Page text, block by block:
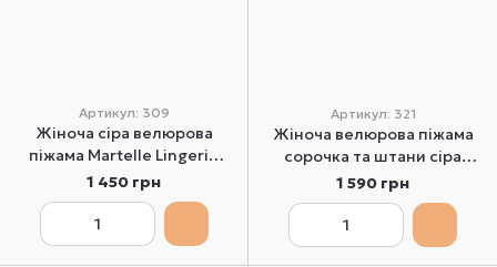
Артикул: 309
Жіноча сіра велюрова
піжама Martelle Lingerie
309 XS
1 450 грн
Артикул: 321
Жіноча велюрова піжама
сорочка та штани сіра
Martelle Lingerie 321 XS
1 590 грн